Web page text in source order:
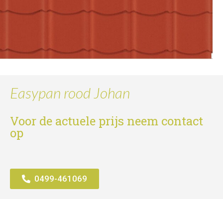
Easypan rood Johan
Voor de actuele prijs neem contact
op
0499-461069